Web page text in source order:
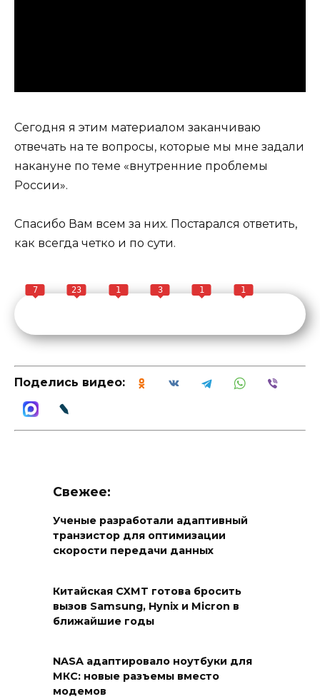
Сегодня я этим материалом заканчиваю
отвечать на те вопросы, которые мы мне задали
накануне по теме «внутренние проблемы
России».
Спасибо Вам всем за них. Постарался ответить,
как всегда четко и по сути.
7 23 1 3 1 1
Поделись видео:
Свежее:
Ученые разработали адаптивный
транзистор для оптимизации
скорости передачи данных
Китайская CXMT готова бросить
вызов Samsung, Hynix и Micron в
ближайшие годы
NASA адаптировало ноутбуки для
МКС: новые разъемы вместо
модемов